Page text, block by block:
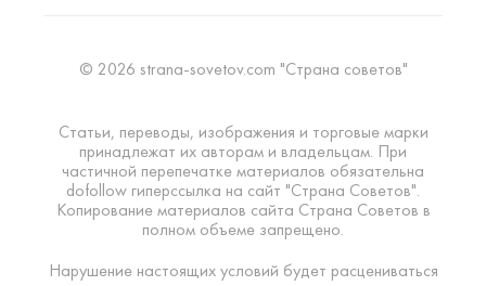
© 2026 strana-sovetov.com "Страна советов"
Статьи, переводы, изображения и торговые марки
принадлежат их авторам и владельцам. При
частичной перепечатке материалов обязательна
dofollow гиперссылка на сайт "Страна Советов".
Копирование материалов сайта Страна Советов в
полном объеме запрещено.
Нарушение настоящих условий будет расцениваться